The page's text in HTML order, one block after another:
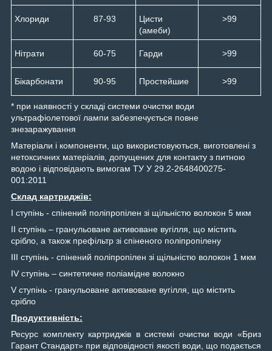
Хлориди 87-93
Цисти
(амеби)
>99
Нітрати 60-75 Гарди >99
Бікарбонати 90-95 Простейшие >99
* при наявності у складі системи очистки води
ультрафіолетової лампи забезпечується повне
знезаражування
Матеріали і компоненти, що використовуються, виготовлені з
нетоксичних матеріалів, допущених для контакту з питною
водою і відповідають вимогам ТУ У 29.2-2648400275-
001:2011
Склад картриджів:
І ступінь - спінений поліпропілен зі щільністю волокон 5 мкм
ІІ ступінь – гранульоване активоване вугілля, що містить
срібло, а також префільтр зі спіненого поліпропілену
ІІІ ступінь - спінений поліпропілен зі щільністю волокон 1 мкм
IV ступінь – синтетичне поліамідне волокно
V ступінь - гранульоване активоване вугілля, що містить
срібло
Продуктивність:
Ресурс комплекту картриджів в системі очистки води «Бриз
Гарант Стандарт» при відповідності якості води, що подається